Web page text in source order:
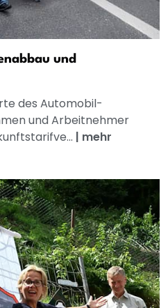
und
des Automobil-
und Arbeitnehmer
| mehr